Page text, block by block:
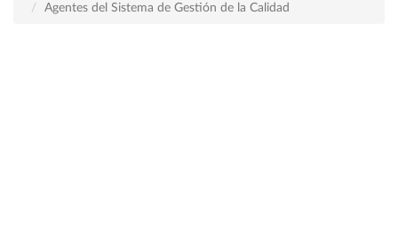
Agentes del Sistema de Gestión de la Calidad